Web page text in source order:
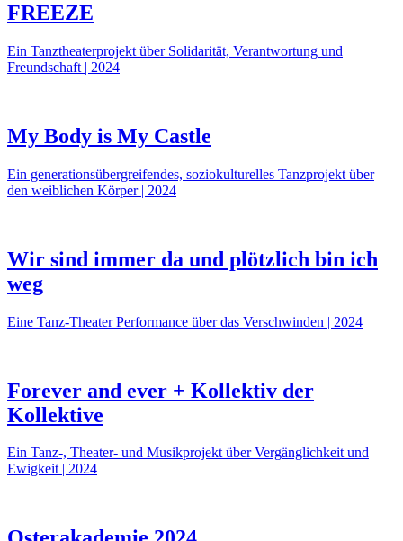
FREEZE
Ein Tanztheaterprojekt über Solidarität, Verantwortung und
Freundschaft | 2024
My Body is My Castle
Ein generationsübergreifendes, soziokulturelles Tanzprojekt über
den weiblichen Körper | 2024
Wir sind immer da und plötzlich bin ich
weg
Eine Tanz-Theater Performance über das Verschwinden | 2024
Forever and ever + Kollektiv der
Kollektive
Ein Tanz-, Theater- und Musikprojekt über Vergänglichkeit und
Ewigkeit | 2024